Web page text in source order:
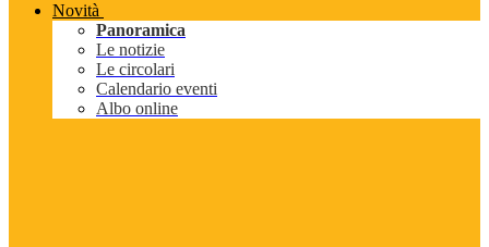
Novità
Panoramica
Le notizie
Le circolari
Calendario eventi
Albo online